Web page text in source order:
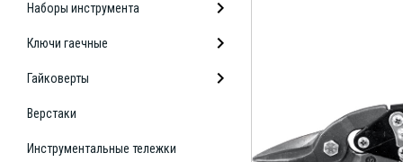
Наборы инструмента
Ключи гаечные
Гайковерты
Верстаки
Инструментальные тележки